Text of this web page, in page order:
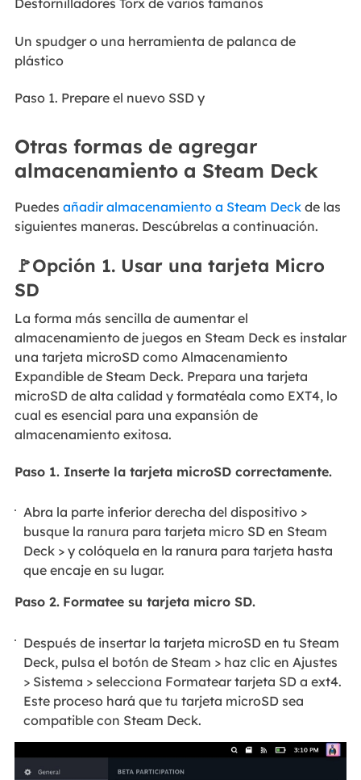
Destornilladores Torx de varios tamaños
Un spudger o una herramienta de palanca de
plástico
Paso 1. Prepare el nuevo SSD y
Otras formas de agregar
almacenamiento a Steam Deck
Puedes añadir almacenamiento a Steam Deckde las
siguientes maneras. Descúbrelas a continuación.
🚩Opción 1. Usar una tarjeta Micro
SD
La forma más sencilla de aumentar el
almacenamiento de juegos en Steam Deck es instalar
una tarjeta microSD como Almacenamiento
Expandible de Steam Deck. Prepara una tarjeta
microSD de alta calidad y formatéala como EXT4, lo
cual es esencial para una expansión de
almacenamiento exitosa.
Paso 1. Inserte la tarjeta microSD correctamente.
Abra la parte inferior derecha del dispositivo >
busque la ranura para tarjeta micro SD en Steam
Deck > y colóquela en la ranura para tarjeta hasta
que encaje en su lugar.
Paso 2. Formatee su tarjeta micro SD.
Después de insertar la tarjeta microSD en tu Steam
Deck, pulsa el botón de Steam > haz clic en Ajustes
> Sistema > selecciona Formatear tarjeta SD a ext4.
Este proceso hará que tu tarjeta microSD sea
compatible con Steam Deck.